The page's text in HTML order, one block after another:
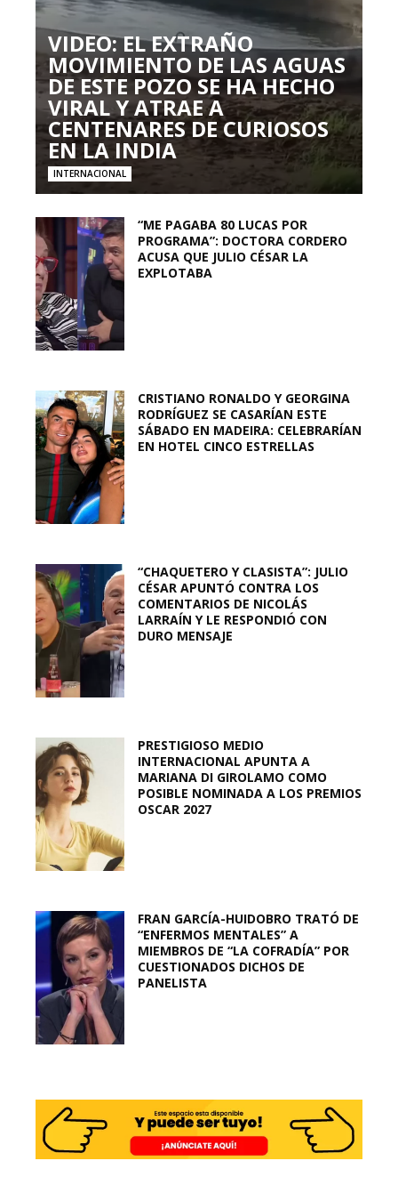
VIDEO: EL EXTRAÑO
MOVIMIENTO DE LAS AGUAS
DE ESTE POZO SE HA HECHO
VIRAL Y ATRAE A
CENTENARES DE CURIOSOS
EN LA INDIA
INTERNACIONAL
“ME PAGABA 80 LUCAS POR
PROGRAMA”: DOCTORA CORDERO
ACUSA QUE JULIO CÉSAR LA
EXPLOTABA
CRISTIANO RONALDO Y GEORGINA
RODRÍGUEZ SE CASARÍAN ESTE
SÁBADO EN MADEIRA: CELEBRARÍAN
EN HOTEL CINCO ESTRELLAS
“CHAQUETERO Y CLASISTA”: JULIO
CÉSAR APUNTÓ CONTRA LOS
COMENTARIOS DE NICOLÁS
LARRAÍN Y LE RESPONDIÓ CON
DURO MENSAJE
PRESTIGIOSO MEDIO
INTERNACIONAL APUNTA A
MARIANA DI GIROLAMO COMO
POSIBLE NOMINADA A LOS PREMIOS
OSCAR 2027
FRAN GARCÍA-HUIDOBRO TRATÓ DE
“ENFERMOS MENTALES” A
MIEMBROS DE “LA COFRADÍA” POR
CUESTIONADOS DICHOS DE
PANELISTA